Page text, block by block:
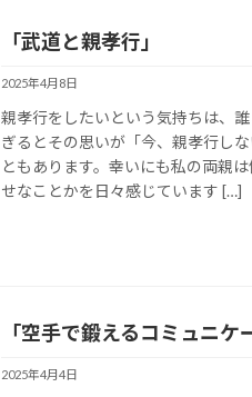
「武道と親孝行」
2025年4月8日
親孝行をしたいという気持ちは、
ぎるとその思いが「今、親孝行し
ともあります。幸いにも私の両親
せなことかを日々感じています […]
「空手で鍛えるコミュニケ
2025年4月4日